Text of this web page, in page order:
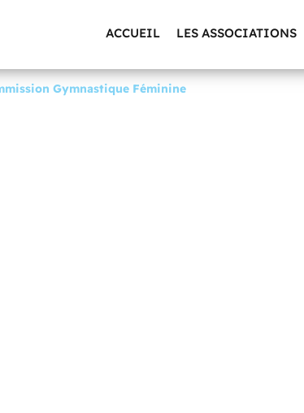
ACCUEIL LES ASSOCIATIONS
Gymnastique Féminine